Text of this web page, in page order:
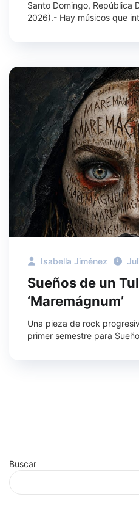
Santo Domingo, República
2026).- Hay músicos que
Isabella Jiménez
Sueños de un
‘Maremágnum’
Una pieza de rock
primer semestre para
Buscar